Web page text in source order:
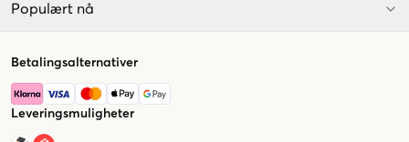
Populært nå
Betalingsalternativer
Leveringsmuligheter